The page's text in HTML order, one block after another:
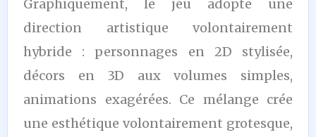
Graphiquement, le jeu adopte une
direction artistique volontairement
hybride : personnages en 2D stylisée,
décors en 3D aux volumes simples,
animations exagérées. Ce mélange crée
une esthétique volontairement grotesque,